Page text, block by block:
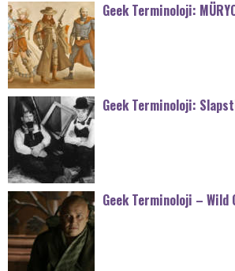
Geek Terminoloji:
Geek Terminoloji:
Geek Terminoloji – Wild